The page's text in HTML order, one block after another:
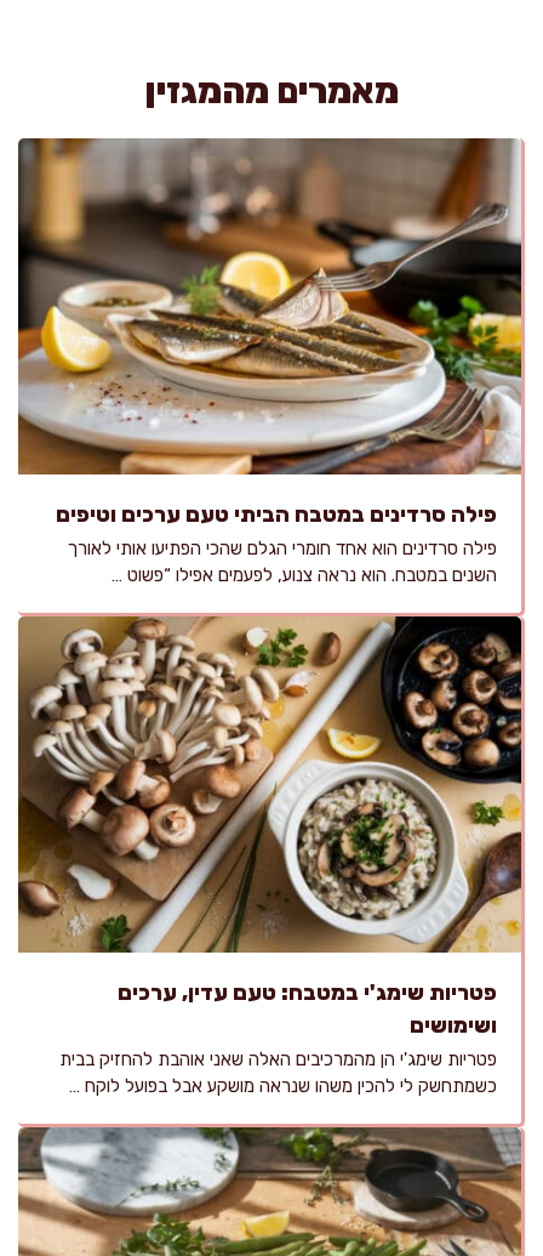
מאמרים מהמגזין
פילה סרדינים במטבח הביתי טעם ערכים וטיפים
פילה סרדינים הוא אחד חומרי הגלם שהכי הפתיעו אותי לאורך
השנים במטבח. הוא נראה צנוע, לפעמים אפילו “פשוט …
פטריות שימג'י במטבח: טעם עדין, ערכים
ושימושים
פטריות שימג'י הן מהמרכיבים האלה שאני אוהבת להחזיק בבית
כשמתחשק לי להכין משהו שנראה מושקע אבל בפועל לוקח …